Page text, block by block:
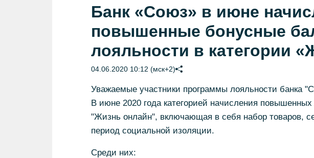
Банк «Союз» в июне
повышенные бонусные
лояльности в категории
04.06.2020 10:12 (мск+2)
Уважаемые участники программы лояльности банка
В июне 2020 года категорией начисления повышенных
"Жизнь онлайн", включающая в себя набор товаров,
период социальной изоляции.
Среди них: